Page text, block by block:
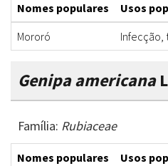
Nomes populares
Usos
Mororó
Infecção,
Genipa americana
Família: Rubiaceae
Nomes populares Usos